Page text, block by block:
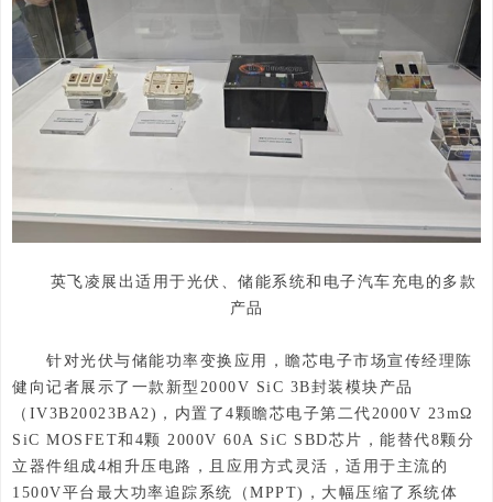
英飞凌展出适用于光伏、储能系统和电子汽车充电的多款
产品
针对光伏与储能功率变换应用，瞻芯电子市场宣传经理陈
健向记者展示了一款新型2000V SiC 3B封装模块产品
（IV3B20023BA2)，内置了4颗瞻芯电子第二代2000V 23mΩ
SiC MOSFET和4颗 2000V 60A SiC SBD芯片，能替代8颗分
立器件组成4相升压电路，且应用方式灵活，适用于主流的
1500V平台最大功率追踪系统（MPPT)，大幅压缩了系统体